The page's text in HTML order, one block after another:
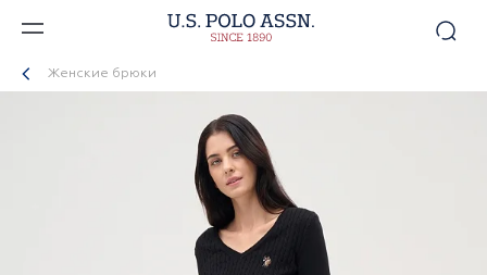
Женские брюки